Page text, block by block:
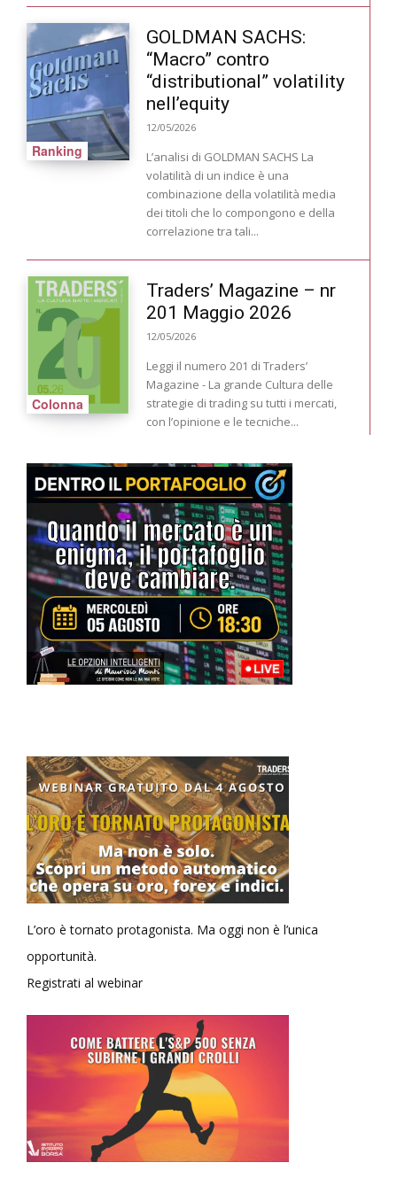
Ranking
GOLDMAN SACHS:
“Macro” contro
“distributional” volatility
nell’equity
12/05/2026
L’analisi di GOLDMAN SACHS La
volatilità di un indice è una
combinazione della volatilità media
dei titoli che lo compongono e della
correlazione tra tali...
Colonna
Traders’ Magazine – nr
201 Maggio 2026
12/05/2026
Leggi il numero 201 di Traders’
Magazine - La grande Cultura delle
strategie di trading su tutti i mercati,
con l’opinione e le tecniche...
L’oro è tornato protagonista. Ma oggi non è l’unica
opportunità.
Registrati al webinar